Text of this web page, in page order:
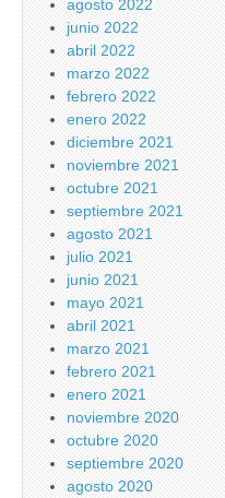
agosto 2022
junio 2022
abril 2022
marzo 2022
febrero 2022
enero 2022
diciembre 2021
noviembre 2021
octubre 2021
septiembre 2021
agosto 2021
julio 2021
junio 2021
mayo 2021
abril 2021
marzo 2021
febrero 2021
enero 2021
noviembre 2020
octubre 2020
septiembre 2020
agosto 2020